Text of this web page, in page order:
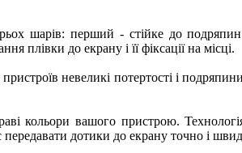
шарів: перший - стійке до
плівки до екрану і її фіксації на місці.
невеликі потертості і
кольори вашого пристрою.
дотики до екрану точно і